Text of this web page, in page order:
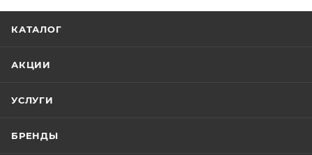
КАТАЛОГ
АКЦИИ
УСЛУГИ
БРЕНДЫ